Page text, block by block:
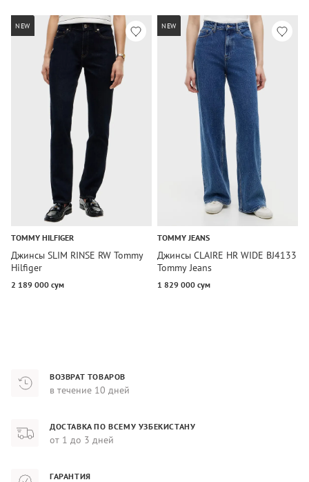
NEW
TOMMY HILFIGER
Джинсы SLIM RINSE RW Tommy
Hilfiger
2 189 000 сум
NEW
TOMMY JEANS
Джинсы CLAIRE HR WIDE BJ4133
Tommy Jeans
1 829 000 сум
ВОЗВРАТ ТОВАРОВ
в течение 10 дней
ДОСТАВКА ПО ВСЕМУ УЗБЕКИСТАНУ
от 1 до 3 дней
ГАРАНТИЯ